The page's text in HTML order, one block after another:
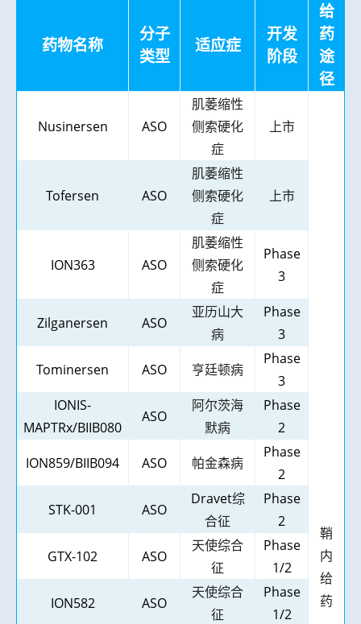
药物名称
分子
类型
适应症
开发
阶段
给
药
途
径
Nusinersen ASO
肌萎缩性
侧索硬化
症
上市
鞘
内
给
药
Tofersen ASO
肌萎缩性
侧索硬化
症
上市
ION363 ASO
肌萎缩性
侧索硬化
症
Phase
3
Zilganersen ASO
亚历山大
病
Phase
3
Tominersen
ASO 亨廷顿病
Phase
3
IONIS-
MAPTRx/BIIB080
ASO
阿尔茨海
默病
Phase
2
ION859/BIIB094
ASO 帕金森病
Phase
2
STK-001
ASO
Dravet综
合征
Phase
2
GTX-102
ASO
天使综合
征
Phase
1/2
ION582
ASO
天使综合
征
Phase
1/2